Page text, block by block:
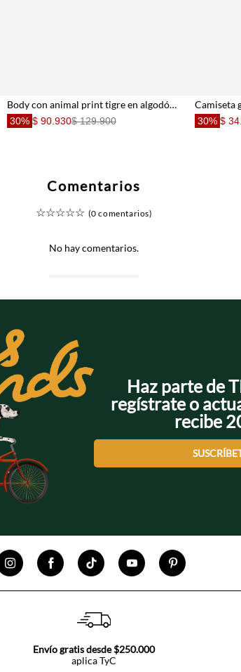
Body con animal print tigre en algodón marrón para mujer
30% $ 90.930$ 129.900 30% $
Comentarios
☆☆☆☆☆ (0 comentarios)
No hay comentarios.
Haz parte de
regístrate o
recibe
Envío gratis desde $250.000
aplica TyC